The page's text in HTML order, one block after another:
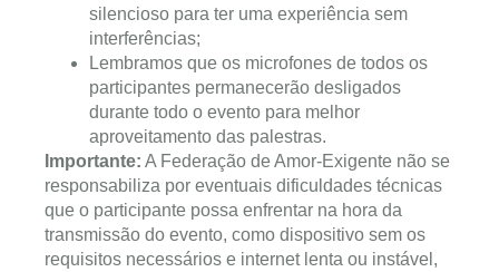
silencioso para ter uma experiência sem
interferências;
Lembramos que os microfones de todos os
participantes permanecerão desligados
durante todo o evento para melhor
aproveitamento das palestras.
Importante: A Federação de Amor-Exigente não se
responsabiliza por eventuais dificuldades técnicas
que o participante possa enfrentar na hora da
transmissão do evento, como dispositivo sem os
requisitos necessários e internet lenta ou instável,